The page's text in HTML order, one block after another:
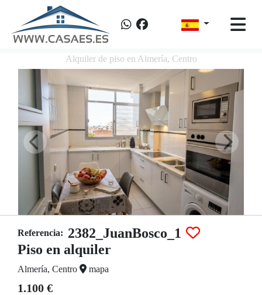
Alquiler de piso en Almería, Centro
Referencia: 2382_JuanBosco_1
Piso en alquiler
Almería, Centro mapa
1.100 €